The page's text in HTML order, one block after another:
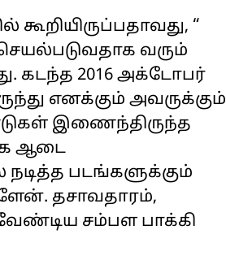
“
வரும்
கடந்த 2016 அக்டோபர்
எனக்கும் அவருக்கும்
இணைந்திருந்த
ஆடை
படங்களுக்கும்
தசாவதாரம்,
சம்பள பாக்கி